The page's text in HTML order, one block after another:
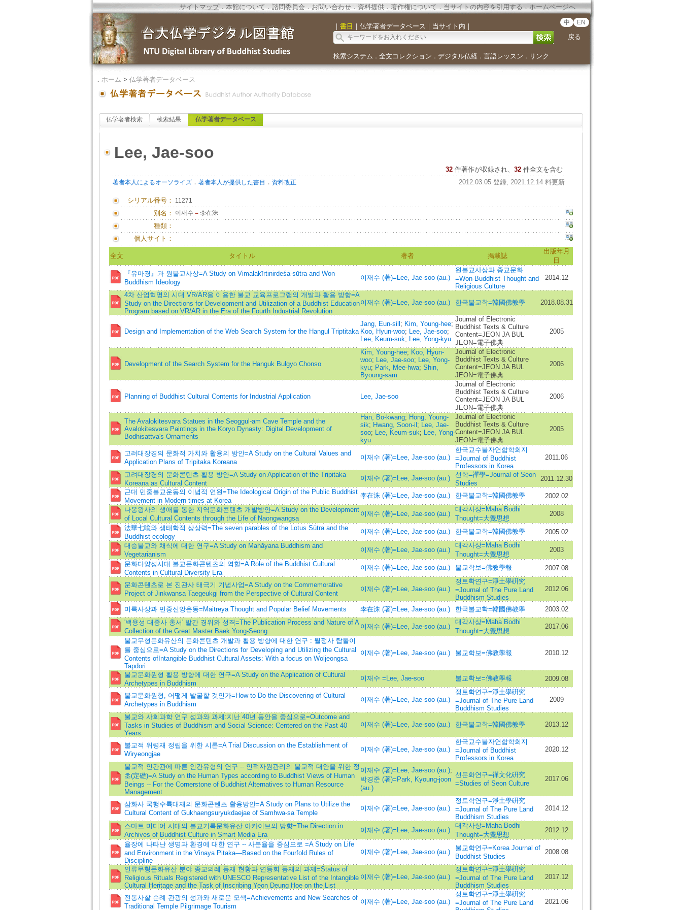
サイトマップ．本館について．諮問委員会． お問い合わせ． 資料提供．著作権について．当サイトの内容を引用する．ホームページへ
｜ 書目 ｜ 仏学著者データベース ｜ 当サイト内 ｜ 中 EN
戻る
検索システム ． 全文コレクション ． デジタル仏経． 言語レッスン ． リンク
． ホーム > 仏学著者データベース
仏学著者検索 検索結果 仏学著者データベース
Lee, Jae-soo
32 件著作が収録され、 32件全文を含む
著者本人によるオーソライズ． 著者本人が提供した書目 ． 資料改正 2012.03.05 登録, 2021.12.14 料更新
シリアル番号： 11271
別名： 이재수 =李在洙
種類：
個人サイト：
全文 タイトル 著者 掲載誌
出版年月
日
『유마경』과 원불교사상=A Study on Vimalakīrtinirdeśa-sūtra and Won
Buddhism Ideology
이재수 (著)=Lee, Jae-soo (au.)
원불교사상과 종교문화
=Won-Buddhist Thought and
Religious Culture
2014.12
4차 산업혁명의 시대 VR/AR을 이용한 불교 교육프로그램의 개발과 활용 방향=A
Study on the Directions for Development and Utilization of a Buddhist Education
Program based on VR/AR in the Era of the Fourth Industrial Revolution
이재수 (著)=Lee, Jae-soo (au.) 한국불교학=韓國佛教學 2018.08.31
Design and Implementation of the Web Search System for the Hangul Triptitaka
Jang, Eun-sill ; Kim, Young-hee;
Koo, Hyun-woo; Lee, Jae-soo;
Lee, Keum-suk; Lee, Yong-kyu
Journal of Electronic
Buddhist Texts & Culture
Content=JEON JA BUL
JEON=電子佛典
2005
Development of the Search System for the Hanguk Bulgyo Chonso
Kim, Young-hee; Koo, Hyun-
woo; Lee, Jae-soo; Lee, Yong-
kyu; Park, Mee-hwa; Shin,
Byoung-sam
Journal of Electronic
Buddhist Texts & Culture
Content=JEON JA BUL
JEON=電子佛典
2006
Planning of Buddhist Cultural Contents for Industrial Application Lee, Jae-soo
Journal of Electronic
Buddhist Texts & Culture
Content=JEON JA BUL
JEON=電子佛典
2006
The Avalokitesvara Statues in the Seoggul-am Cave Temple and the
Avalokitesvara Paintings in the Koryo Dynasty: Digital Development of
Bodhisattva's Ornaments
Han, Bo-kwang; Hong, Young-
sik; Hwang, Soon-il ; Lee, Jae-
soo; Lee, Keum-suk; Lee, Yong-
kyu
Journal of Electronic
Buddhist Texts & Culture
Content=JEON JA BUL
JEON=電子佛典
2005
고려대장경의 문화적 가치와 활용의 방안=A Study on the Cultural Values and
Application Plans of Tripitaka Koreana
이재수 (著)=Lee, Jae-soo (au.)
한국교수불자연합학회지
=Journal of Buddhist
Professors in Korea
2011.06
고려대장경의 문화콘텐츠 활용 방안=A Study on Application of the Tripitaka
Koreana as Cultural Content
이재수 (著)=Lee, Jae-soo (au.)
선학=禪學=Journal of Seon
Studies
2011.12.30
근대 민중불교운동의 이념적 연원=The Ideological Origin of the Public Buddhist
Movement in Modern times at Korea
李在洙 (著)=Lee, Jae-soo (au.) 한국불교학=韓國佛教學
2002.02
나옹왕사의 생애를 통한 지역문화콘텐츠 개발방안=A Study on the Development
of Local Cultural Contents through the Life of Naongwangsa
이재수 (著)=Lee, Jae-soo (au.)
대각사상=Maha Bodhi
Thought=大覺思想
2008
法華七喩와 생태학적 상상력=The seven parables of the Lotus Sūtra and the
Buddhist ecology
이재수 (著)=Lee, Jae-soo (au.) 한국불교학=韓國佛教學
2005.02
대승불교와 채식에 대한 연구=A Study on Mahāyana Buddhism and
Vegetarianism
이재수 (著)=Lee, Jae-soo (au.)
대각사상=Maha Bodhi
Thought=大覺思想
2003
문화다양성시대 불교문화콘텐츠의 역할=A Role of the Buddhist Cultural
Contents in Cultural Diversity Era
이재수 (著)=Lee, Jae-soo (au.) 불교학보=佛教學報 2007.08
문화콘텐츠로 본 진관사 태극기 기념사업=A Study on the Commemorative
Project of Jinkwansa Taegeukgi from the Perspective of Cultural Content
이재수 (著)=Lee, Jae-soo (au.)
정토학연구=淨土學硏究
=Journal of The Pure Land
Buddhism Studies
2012.06
미륵사상과 민중신앙운동=Maitreya Thought and Popular Belief Movements 李在洙 (著)=Lee, Jae-soo (au.) 한국불교학=韓國佛教學
2003.02
'백용성 대종사 총서' 발간 경위와 성격=The Publication Process and Nature of A
Collection of the Great Master Baek Yong-Seong
이재수 (著)=Lee, Jae-soo (au.)
대각사상=Maha Bodhi
Thought=大覺思想
2017.06
불교무형문화유산의 문화콘텐츠 개발과 활용 방향에 대한 연구 : 월정사 탑돌이
를 중심으로=A Study on the Directions for Developing and Utilizing the Cultural
Contents ofIntangible Buddhist Cultural Assets: With a focus on Woljeongsa
Tapdori
이재수 (著)=Lee, Jae-soo (au.) 불교학보=佛教學報 2010.12
불교문화원형 활용 방향에 대한 연구=A Study on the Application of Cultural
Archetypes in Buddhism
이재수 =Lee, Jae-soo 불교학보=佛教學報 2009.08
불교문화원형, 어떻게 발굴할 것인가=How to Do the Discovering of Cultural
Archetypes in Buddhism
이재수 (著)=Lee, Jae-soo (au.)
정토학연구=淨土學硏究
=Journal of The Pure Land
Buddhism Studies
2009
불교와 사회과학 연구 성과와 과제:지난 40년 동안을 중심으로=Outcome and
Tasks in Studies of Buddhism and Social Science: Centered on the Past 40
Years
이재수 (著)=Lee, Jae-soo (au.) 한국불교학=韓國佛教學 2013.12
불교적 위령재 정립을 위한 시론=A Trial Discussion on the Establishment of
Wiryeongjae
이재수 (著)=Lee, Jae-soo (au.)
한국교수불자연합학회지
=Journal of Buddhist
Professors in Korea
2020.12
불교적 인간관에 따른 인간유형의 연구 -- 인적자원관리의 불교적 대안을 위한 정
초(定礎)=A Study on the Human Types according to Buddhist Views of Human
Beings -- For the Cornerstone of Buddhist Alternatives to Human Resource
Management
이재수 (著)=Lee, Jae-soo (au.);
박경준 (著)=Park, Kyoung-joon
(au.)
선문화연구=禪文化硏究
=Studies of Seon Culture
2017.06
삼화사 국행수륙대재의 문화콘텐츠 활용방안=A Study on Plans to Utilize the
Cultural Content of Gukhaengsuryukdaejae of Samhwa-sa Temple
이재수 (著)=Lee, Jae-soo (au.)
정토학연구=淨土學硏究
=Journal of The Pure Land
Buddhism Studies
2014.12
스마트 미디어 시대의 불교기록문화유산 아카이브의 방향=The Direction in
Archives of Buddhist Culture in Smart Media Era
이재수 (著)=Lee, Jae-soo (au.)
대각사상=Maha Bodhi
Thought=大覺思想
2012.12
율장에 나타난 생명과 환경에 대한 연구 -- 사분율을 중심으로 =A Study on Life
and Environment in the Vinaya Pitaka—Based on the Fourfold Rules of
Discipline
이재수 (著)=Lee, Jae-soo (au.)
불교학연구=Korea Journal of
Buddhist Studies
2008.08
인류무형문화유산 분야 종교의례 등재 현황과 연등회 등재의 과제=Status of
Religious Rituals Registered with UNESCO Representative List of the Intangible
Cultural Heritage and the Task of Inscribing Yeon Deung Hoe on the List
이재수 (著)=Lee, Jae-soo (au.)
정토학연구=淨土學硏究
=Journal of The Pure Land
Buddhism Studies
2017.12
전통사찰 순례 관광의 성과와 새로운 모색=Achievements and New Searches of
Traditional Temple Pilgrimage Tourism
이재수 (著)=Lee, Jae-soo (au.)
정토학연구=淨土學硏究
=Journal of The Pure Land
2021.06